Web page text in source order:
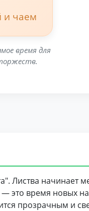
и чаем
время для
Листва начинает
это время новых
прозрачным и